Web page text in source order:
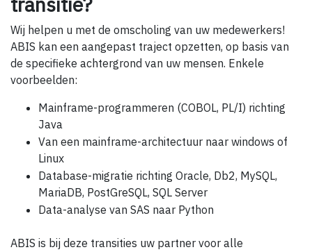
Wij helpen u met de omscholing van uw medewerkers!
ABIS kan een aangepast traject opzetten, op basis van
de specifieke achtergrond van uw mensen. Enkele
voorbeelden:
Mainframe-programmeren (COBOL, PL/I) richting
Java
Van een mainframe-architectuur naar windows of
Linux
Database-migratie richting Oracle, Db2, MySQL,
MariaDB, PostGreSQL, SQL Server
Data-analyse van SAS naar Python
ABIS is bij deze transities uw partner voor alle